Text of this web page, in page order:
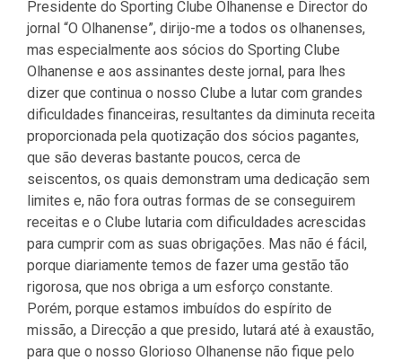
Presidente do Sporting Clube Olhanense e Director do
jornal “O Olhanense”, dirijo-me a todos os olhanenses,
mas especialmente aos sócios do Sporting Clube
Olhanense e aos assinantes deste jornal, para lhes
dizer que continua o nosso Clube a lutar com grandes
dificuldades financeiras, resultantes da diminuta receita
proporcionada pela quotização dos sócios pagantes,
que são deveras bastante poucos, cerca de
seiscentos, os quais demonstram uma dedicação sem
limites e, não fora outras formas de se conseguirem
receitas e o Clube lutaria com dificuldades acrescidas
para cumprir com as suas obrigações. Mas não é fácil,
porque diariamente temos de fazer uma gestão tão
rigorosa, que nos obriga a um esforço constante.
Porém, porque estamos imbuídos do espírito de
missão, a Direcção a que presido, lutará até à exaustão,
para que o nosso Glorioso Olhanense não fique pelo